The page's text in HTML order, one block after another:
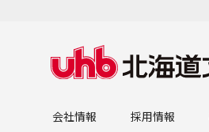
会社情報 採用情報